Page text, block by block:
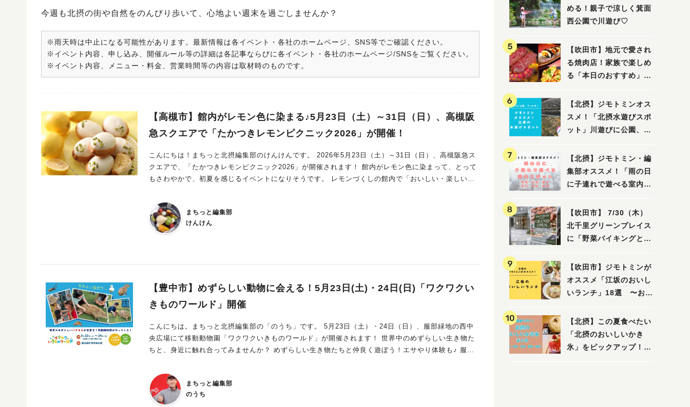
今週も北摂の街や自然をのんびり歩いて、心地よい週末を過ごしませんか？
※雨天時は中止になる可能性があります。最新情報は各イベント・各社のホームページ、SNS等でご確認ください。
※イベント内容、申し込み、開催ルール等の詳細は各記事ならびに各イベント・各社のホームページ/SNSをご覧ください。
※イベント内容、メニュー・料金、営業時間等の内容は取材時のものです。
【高槻市】館内がレモン色に染まる♪5月23日（土）～31日（日）、高槻阪
急スクエアで「たかつきレモンピクニック2026」が開催！
こんにちは！まちっと北摂編集部のけんけんです。 2026年5月23日（土）～31日（日）、高槻阪急ス
クエアで、「たかつきレモンピクニック2026」が開催されます！ 館内がレモン色に染まって、とって
もさわやかで、初夏を感じるイベントになりそうです。 レモンづくしの館内で「おいしい・楽しいワ
ト。 期間中は館内のあちこちがレモンで彩られ、まるで“レモンのテーマパーク”のような空間に変身
します♪ 館内各階には、レモンをテーマにしたフードやドリンク、スイーツ、雑貨などが登場。 見
た目もかわいいレモンスイーツや、爽やかな香りのレモンドリンク、夏のおでかけにぴったりな雑貨な
なのが、「レモンのお菓子摘み」。 全国各地から、選りすぐりのレモンケーキや焼き菓子が大集合し
したい！」「いろんな味を食べ比べしたい！」という方にもぴったりなんです。 どのお菓子にしよ
つけてみてくださいね。 ワークショップや体験イベントも開催！ さらに、期間中は体験型イベント
やワークショップも開催予定！ “見るだけじゃない”楽しさがあるのも、レモンピクニックの魅力で
す。 お子さんと一緒に参加したり、写真を撮ったり、思い出づくりにもぴったり。 館内全体で楽しめ
アで“レモン時間”を楽しもう！ 爽やかなレモンの魅力がぎゅっと詰まった「たかつきレモンピクニッ
ク2026」。 お買い物もグルメもイベントも、ぜんぶまとめて楽しめる期間限定の特別企画です。 ぜひ
高槻阪急スクエアで、お気に入りの“レモン体験”を見つけてみてくださいね♪
まちっと編集部
けんけん
【豊中市】めずらしい動物に会える！5月23日(土)・24日(日)「ワクワクい
きものワールド」開催
こんにちは。まちっと北摂編集部の「のうち」です。 5月23日（土）・24日（日）、服部緑地の西中
央広場にて移動動物園「ワクワクいきものワールド」が開催されます！ 世界中のめずらしい生き物た
ちと、身近に触れ合ってみませんか？ めずらしい生き物たちと仲良く遊ぼう！エサやり体験も♪ 服部
カピバラや大きなカメ、アヒルなど、普段なかなか会えない動物たちを間近で見たり、優しく触れ合っ
たりできるチャンスです。 さらに、100円で「エサやり体験」も楽しめちゃいます♪ 生き物たちのキュ
ートな姿に、子どもから大人まで笑顔になれること間違いなしですね！ ◇ この2日間は、ぜひご家族
まちっと編集部
のうち
める！親子で涼しく箕面
西公園で川遊び♡
【吹田市】地元で愛され
る焼肉店！家族で楽しめ
る「本日のおすすめ」で
【北摂】ジモトミンオス
スメ！「北摂水遊びスポ
ット」川遊びに公園、プ
吹田・茨木・高槻）
【北摂】ジモトミン・編
集部オススメ！「雨の日
に子連れで遊べる室内ス
箕面・吹田・豊中・茨
木・池田）
【吹田市】 7/30（木）
北千里グリーンプレイス
に「野菜バイキングと飲
里店」がオープン予定！
【吹田市】ジモトミンが
オススメ「江坂のおいし
いランチ」18選 〜おし
とりさまでも楽しめるお
店まで〜
【北摂】この夏食べたい
「北摂のおいしいかき
氷」をピックアップ！